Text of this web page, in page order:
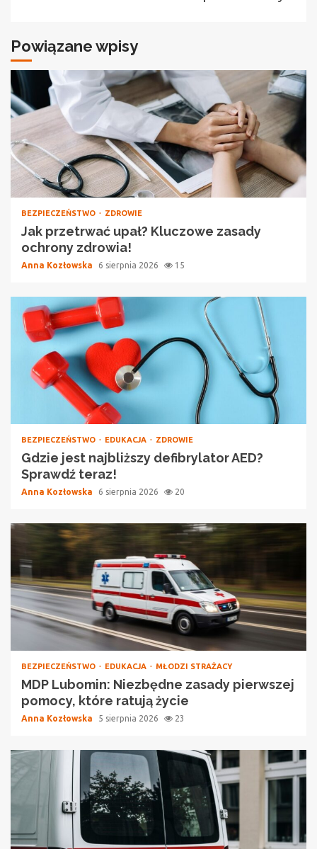
Powiązane wpisy
BEZPIECZEŃSTWO ZDROWIE
Jak przetrwać upał? Kluczowe zasady
ochrony zdrowia!
Anna Kozłowska 6 sierpnia 2026 15
BEZPIECZEŃSTWO EDUKACJA ZDROWIE
Gdzie jest najbliższy defibrylator AED?
Sprawdź teraz!
Anna Kozłowska 6 sierpnia 2026 20
BEZPIECZEŃSTWO EDUKACJA MŁODZI STRAŻACY
MDP Lubomin: Niezbędne zasady pierwszej
pomocy, które ratują życie
Anna Kozłowska 5 sierpnia 2026 23